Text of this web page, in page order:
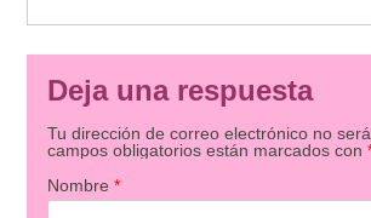
Deja una respuesta
Tu dirección de correo electrónico no
campos obligatorios están marcados con
Nombre *